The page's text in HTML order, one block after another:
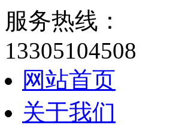
服务热线：
13305104508
网站首页
关于我们